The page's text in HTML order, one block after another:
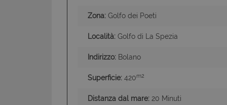
Zona: Golfo dei Poeti
Località: Golfo di La Spezia
Indirizzo: Bolano
Superficie: 420m2
Distanza dal mare: 20 MinutiPHPSESSID